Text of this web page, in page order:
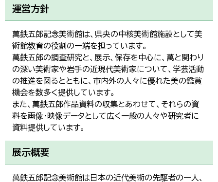
運営方針
萬鉄五郎記念美術館は、県央の中核美術館施設として美
術館教育の役割の一端を担っています。
萬鉄五郎の調査研究と、展示、保存を中心に、萬と関わり
の深い美術家や岩手の近現代美術家について、学芸活動
の推進を図るとともに、市内外の人々に優れた美の鑑賞
機会を数多く提供しています。
また、萬鉄五郎作品資料の収集とあわせて、それらの資
料を画像・映像データとして広く一般の人々や研究者に
資料提供しています。
展示概要
萬鉄五郎記念美術館は日本の近代美術の先駆者の一人、